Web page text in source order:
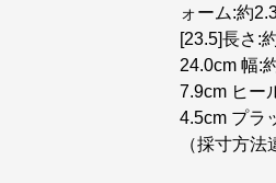
ォーム:約
[23.5]長さ:
24.0cm 幅:
7.9cm ヒー
4.5cm プラ
（採寸方